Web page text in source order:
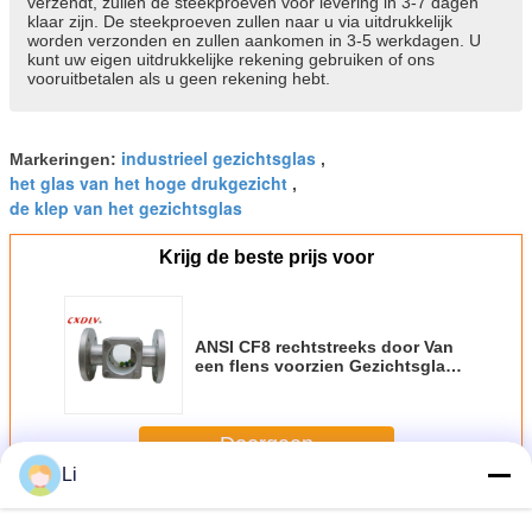
klaar zijn. De steekproeven zullen naar u via uitdrukkelijk
worden verzonden en zullen aankomen in 3-5 werkdagen. U
kunt uw eigen uitdrukkelijke rekening gebruiken of ons
vooruitbetalen als u geen rekening hebt.
Markeringen: industrieel gezichtsglas ,
het glas van het hoge drukgezicht ,
de klep van het gezichtsglas
Krijg de beste prijs voor
ANSI CF8 rechtstreeks door Van
een flens voorzien Gezichtsglas
Doorgaan
MeerFlens kijkglas
Li